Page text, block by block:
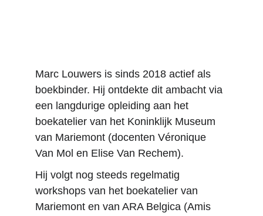
Marc Louwers is sinds 2018 actief als
boekbinder. Hij ontdekte dit ambacht via
een langdurige opleiding aan het
boekatelier van het Koninklijk Museum
van Mariemont (docenten Véronique
Van Mol en Elise Van Rechem).
Hij volgt nog steeds regelmatig
workshops van het boekatelier van
Mariemont en van ARA Belgica (Amis